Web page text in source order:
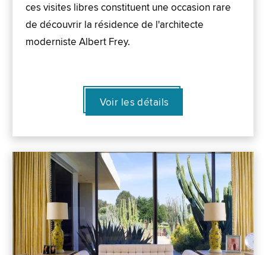
ces visites libres constituent une occasion rare
de découvrir la résidence de l'architecte
moderniste Albert Frey.
Voir les détails